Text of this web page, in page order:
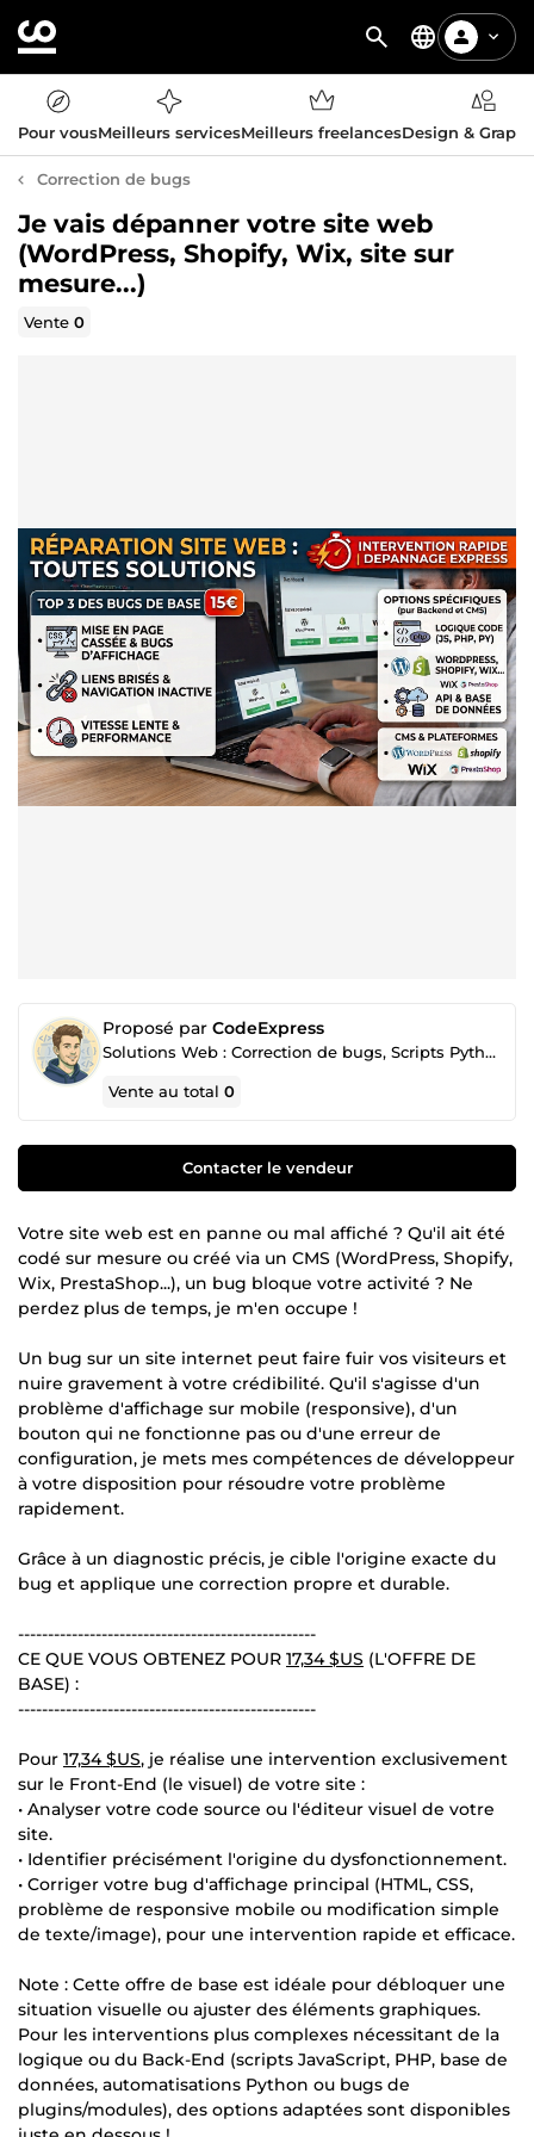
Pour vousMeilleurs servicesMeilleurs freelancesDesign &
Correction de bugs
Je vais dépanner votre site web
(WordPress, Shopify, Wix, site sur
mesure...)
Vente0
Proposé par CodeExpress
Solutions Web : Correction de bugs, Scripts Python et Automatisations
Vente au total0
Contacter le vendeur
Votre site web est en panne ou mal affiché ? Qu'il ait été
codé sur mesure ou créé via un CMS (WordPress, Shopify,
Wix, PrestaShop...), un bug bloque votre activité ? Ne
perdez plus de temps, je m'en occupe !
Un bug sur un site internet peut faire fuir vos visiteurs et
nuire gravement à votre crédibilité. Qu'il s'agisse d'un
problème d'affichage sur mobile (responsive), d'un
bouton qui ne fonctionne pas ou d'une erreur de
configuration, je mets mes compétences de développeur
à votre disposition pour résoudre votre problème
rapidement.
Grâce à un diagnostic précis, je cible l'origine exacte du
bug et applique une correction propre et durable.
--------------------------------------------------
CE QUE VOUS OBTENEZ POUR 17,34 $US (L'OFFRE DE
BASE) :
--------------------------------------------------
Pour 17,34 $US, je réalise une intervention exclusivement
sur le Front-End (le visuel) de votre site :
• Analyser votre code source ou l'éditeur visuel de votre
site.
• Identifier précisément l'origine du dysfonctionnement.
• Corriger votre bug d'affichage principal (HTML, CSS,
problème de responsive mobile ou modification simple
de texte/image), pour une intervention rapide et efficace.
Note : Cette offre de base est idéale pour débloquer une
situation visuelle ou ajuster des éléments graphiques.
Pour les interventions plus complexes nécessitant de la
logique ou du Back-End (scripts JavaScript, PHP, base de
données, automatisations Python ou bugs de
plugins/modules), des options adaptées sont disponibles